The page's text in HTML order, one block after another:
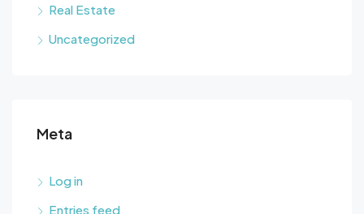
Real Estate
Uncategorized
Meta
Log in
Entries feed